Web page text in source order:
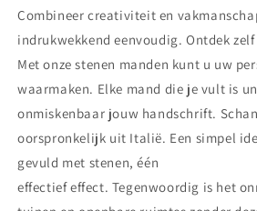
Combineer creativiteit en
indrukwekkend eenvoudig. Ontdek
Met onze stenen manden kunt u uw
waarmaken. Elke mand die je vult is
onmiskenbaar jouw handschrift.
oorspronkelijk uit Italië. Een simpel
gevuld met stenen, één
effectief effect. Tegenwoordig is het